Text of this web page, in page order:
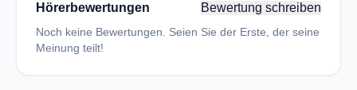
Hörerbewertungen Bewertung schreiben
Noch keine Bewertungen. Seien Sie der Erste, der seine
Meinung teilt!